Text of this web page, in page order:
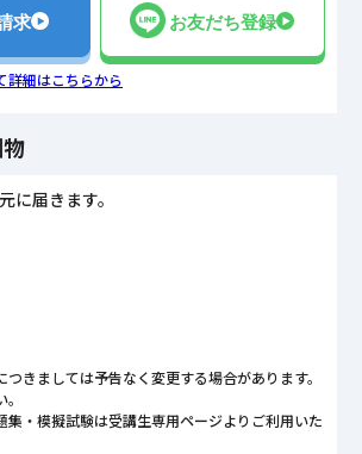
求 お友だち登録
詳細はこちらから
に届きます。
きましては予告なく変更する場合があります。
・模擬試験は受講生専用ページよりご利用いた